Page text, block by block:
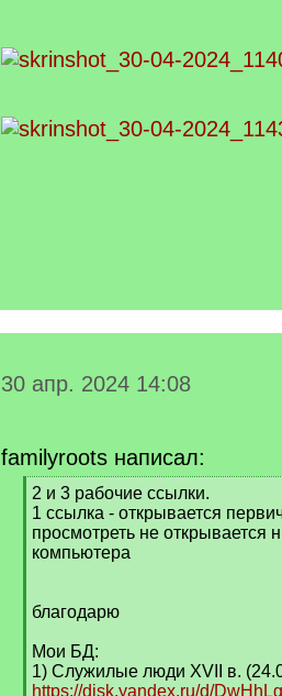
30 апр. 2024 14:08
familyroots написал:
[
q
]
2 и 3 рабочие ссылки.
1 ссылка - открывается
просмотреть не открывается
компьютера
благодарю
Мои БД:
1) Служилые люди XVII в.
https://disk.yandex.ru/d/